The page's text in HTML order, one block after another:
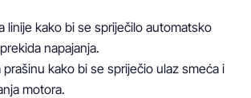
linije kako bi se spriječilo automatsko
napajanja.
prašinu kako bi se spriječio ulaz smeća i
motora.